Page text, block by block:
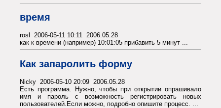
время
rosl 2006-05-11 10:11 2006.05.28
как к времени (например) 10:01:05 прибавить 5 минут ...
Как запаролить форму
Nicky 2006-05-10 20:09 2006.05.28
Есть программа. Нужно, чтобы при открытии опрашивало
имя и пароль с возможность регистрировать новых
пользователей.Если можно, подробно опишите процесс. ...